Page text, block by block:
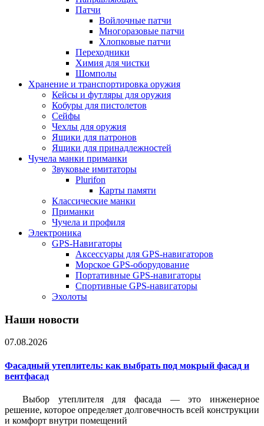
Патчи
Войлочные патчи
Многоразовые патчи
Хлопковые патчи
Переходники
Химия для чистки
Шомполы
Хранение и транспортировка оружия
Кейсы и футляры для оружия
Кобуры для пистолетов
Сейфы
Чехлы для оружия
Ящики для патронов
Ящики для принадлежностей
Чучела манки приманки
Звуковые имитаторы
Plurifon
Карты памяти
Классические манки
Приманки
Чучела и профиля
Электроника
GPS-Навигаторы
Аксессуары для GPS-навигаторов
Морское GPS-оборудование
Портативные GPS-навигаторы
Спортивные GPS-навигаторы
Эхолоты
Наши новости
07.08.2026
Фасадный утеплитель: как выбрать под мокрый фасад и
вентфасад
Выбор утеплителя для фасада — это инженерное
решение, которое определяет долговечность всей конструкции
и комфорт внутри помещений